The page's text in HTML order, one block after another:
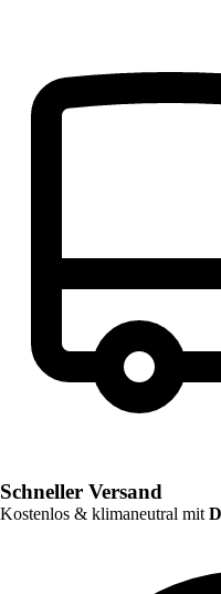
Schneller Versand
Kostenlos & klimaneutral mit